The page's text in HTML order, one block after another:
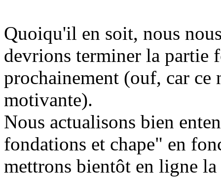
Quoiqu'il en soit, nous
devrions terminer la partie
prochainement (ouf, car ce
motivante).
Nous actualisons bien
fondations et chape" en
mettrons bientôt en ligne